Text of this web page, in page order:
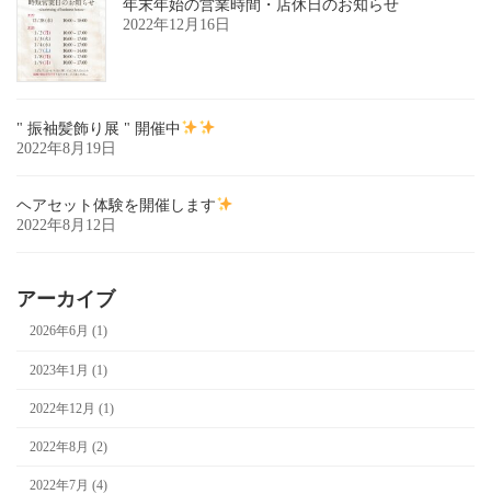
年末年始の営業時間・店休日のお知らせ
2022年12月16日
" 振袖髪飾り展 " 開催中
2022年8月19日
ヘアセット体験を開催します
2022年8月12日
アーカイブ
2026年6月 (1)
2023年1月 (1)
2022年12月 (1)
2022年8月 (2)
2022年7月 (4)